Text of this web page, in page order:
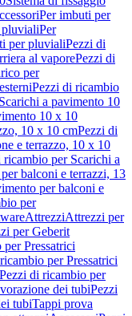
Per imbuti per
pluvialiPer
per pluvialiPezzi di
al vaporePezzi di
per
Pezzi di ricambio
Scarichi a pavimento 10
10 x 10
10 x 10 cmPezzi di
e terrazzo, 10 x 10
ricambio per Scarichi a
balconi e terrazzi, 13
per balconi e
per
AttrezziAttrezzi per
per Geberit
Pressatrici
per Pressatrici
Pezzi di ricambio per
dei tubiPezzi
tubiTappi prova